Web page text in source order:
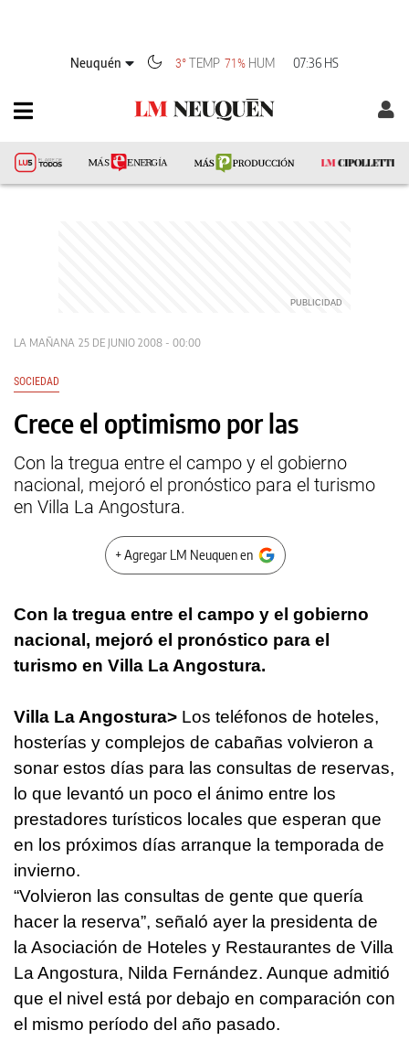
Neuquén 3°TEMP 71% HUM 07:36 HS
LA MAÑANA 25 DE JUNIO 2008 - 00:00
SOCIEDAD
Crece el optimismo por las
Con la tregua entre el campo y el gobierno
nacional, mejoró el pronóstico para el turismo
en Villa La Angostura.
+ Agregar LM Neuquen en
Con la tregua entre el campo y el gobierno
nacional, mejoró el pronóstico para el
turismo en Villa La Angostura.
Villa La Angostura> Los teléfonos de hoteles,
hosterías y complejos de cabañas volvieron a
sonar estos días para las consultas de reservas,
lo que levantó un poco el ánimo entre los
prestadores turísticos locales que esperan que
en los próximos días arranque la temporada de
invierno.
“Volvieron las consultas de gente que quería
hacer la reserva”, señaló ayer la presidenta de
la Asociación de Hoteles y Restaurantes de Villa
La Angostura, Nilda Fernández. Aunque admitió
que el nivel está por debajo en comparación con
el mismo período del año pasado.